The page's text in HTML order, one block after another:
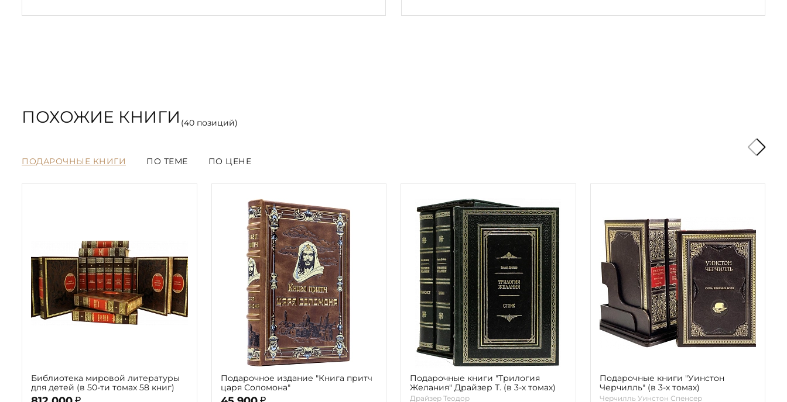
ПОХОЖИЕ КНИГИ (40позиций)
ПОДАРОЧНЫЕ КНИГИ ПО ТЕМЕ ПО ЦЕНЕ
Библиотека мировой литературы
для детей (в 50-ти томах 58 книг)
Подарочное издание "Книга притч
царя Соломона"
Подарочные книги "Трилогия
Желания" Драйзер Т. (в 3-х томах)
Драйзер Теодор
Подарочные книги "Уинстон
Черчилль" (в 3-х томах)
Черчилль Уинстон Спенсер